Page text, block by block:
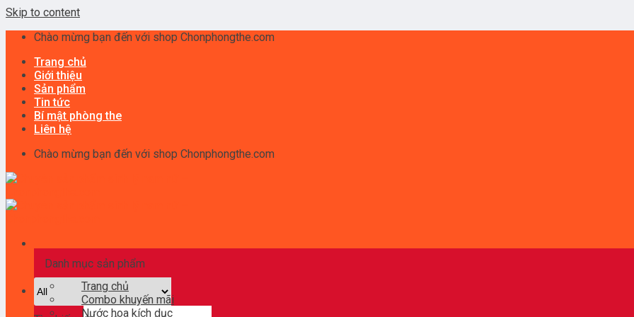
Skip to content
Chào mừng bạn đến với shop Chonphongthe.com
Trang chủ
Giới thiệu
Sản phẩm
Tin tức
Bí mật phòng the
Liên hệ
Chào mừng bạn đến với shop Chonphongthe.com
Danh mục sản phẩm
Trang chủ
Combo khuyến mãi
Nước hoa kích dục